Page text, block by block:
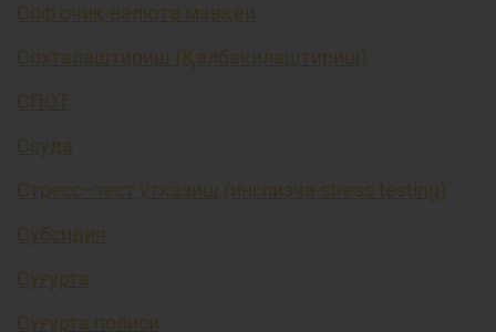
Соф очиқ валюта мавқеи
Сохталаштириш (Қалбакилаштириш)
СПОТ
Ссуда
Стресс–тест ўтказиш (инглизча stress testing)
Субсидия
Суғурта
Суғурта полиси